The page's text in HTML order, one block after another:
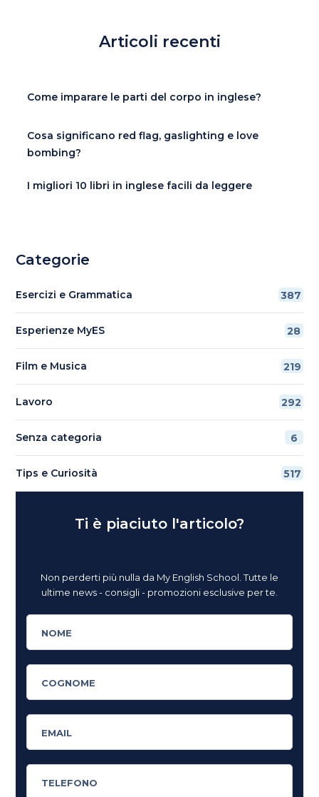
Articoli recenti
Come imparare le parti del corpo in inglese?
Cosa significano red flag, gaslighting e love
bombing?
I migliori 10 libri in inglese facili da leggere
Categorie
Esercizi e Grammatica 387
Esperienze MyES 28
Film e Musica 219
Lavoro 292
Senza categoria 6
Tips e Curiosità 517
Ti è piaciuto l'articolo?
Non perderti più nulla da My English School. Tutte le
ultime news - consigli - promozioni esclusive per te.